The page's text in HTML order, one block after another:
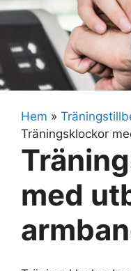
Hem »
Träningsklockor
med